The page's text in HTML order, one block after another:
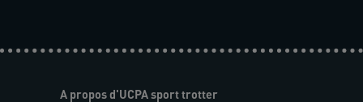
A propos d'UCPA sport trotter